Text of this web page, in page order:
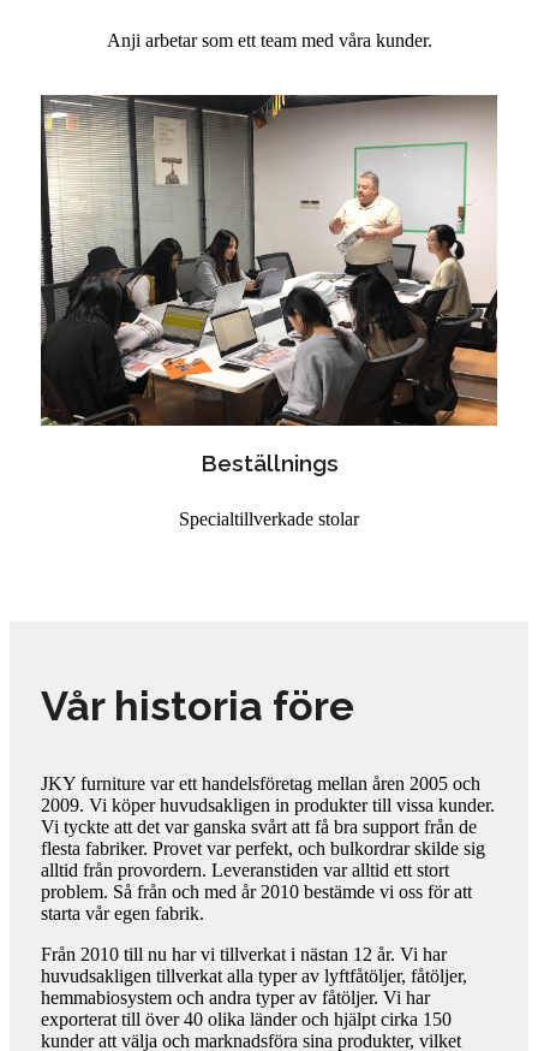
Anji arbetar som ett team med våra kunder.
Beställnings
Specialtillverkade stolar
Vår historia före
JKY furniture var ett handelsföretag mellan åren 2005 och
2009. Vi köper huvudsakligen in produkter till vissa kunder.
Vi tyckte att det var ganska svårt att få bra support från de
flesta fabriker. Provet var perfekt, och bulkordrar skilde sig
alltid från provordern. Leveranstiden var alltid ett stort
problem. Så från och med år 2010 bestämde vi oss för att
starta vår egen fabrik.
Från 2010 till nu har vi tillverkat i nästan 12 år. Vi har
huvudsakligen tillverkat alla typer av lyftfåtöljer, fåtöljer,
hemmabiosystem och andra typer av fåtöljer. Vi har
exporterat till över 40 olika länder och hjälpt cirka 150
kunder att välja och marknadsföra sina produkter, vilket